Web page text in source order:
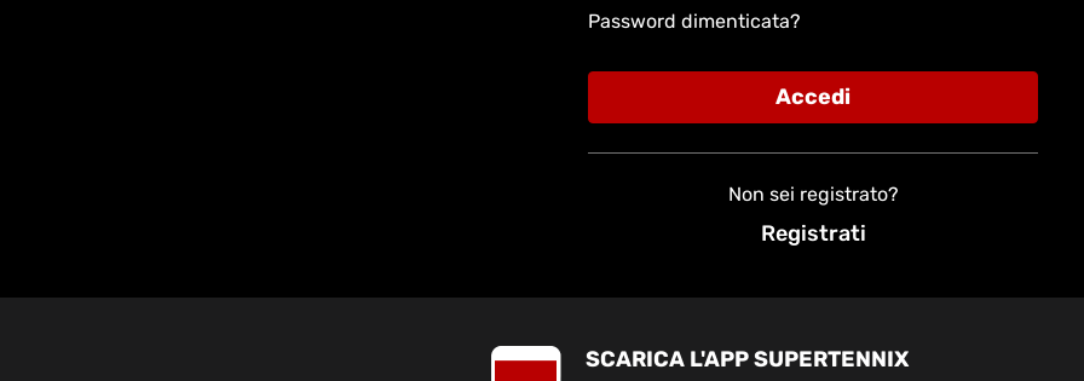
Password dimenticata?
Accedi
Non sei registrato?
Registrati
SCARICA L'APP SUPERTENNIX